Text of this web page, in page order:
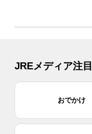
JREメディア注
おでかけ